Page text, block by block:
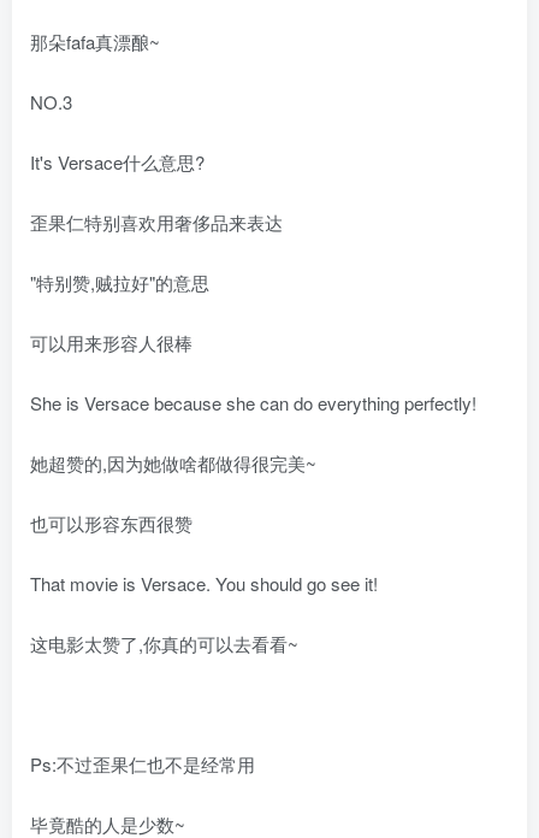
那朵fafa真漂酿~
NO.3
It's Versace什么意思?
歪果仁特别喜欢用奢侈品来表达
"特别赞,贼拉好"的意思
可以用来形容人很棒
She is Versace because she can do everything perfectly!
她超赞的,因为她做啥都做得很完美~
也可以形容东西很赞
That movie is Versace. You should go see it!
这电影太赞了,你真的可以去看看~
Ps:不过歪果仁也不是经常用
毕竟酷的人是少数~